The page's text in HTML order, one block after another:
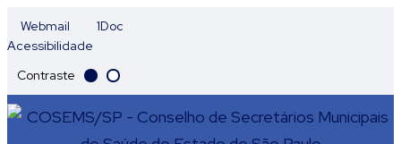
Webmail
1Doc
Acessibilidade
Contraste